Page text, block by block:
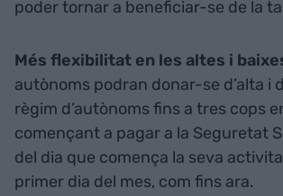
poder tornar a beneficiar-se de la
Més flexibilitat en les altes i
autònoms podran donar-se d’alta i
règim d’autònoms fins a tres cops
començant a pagar a la Seguretat
del dia que comença la seva
primer dia del mes, com fins ara.